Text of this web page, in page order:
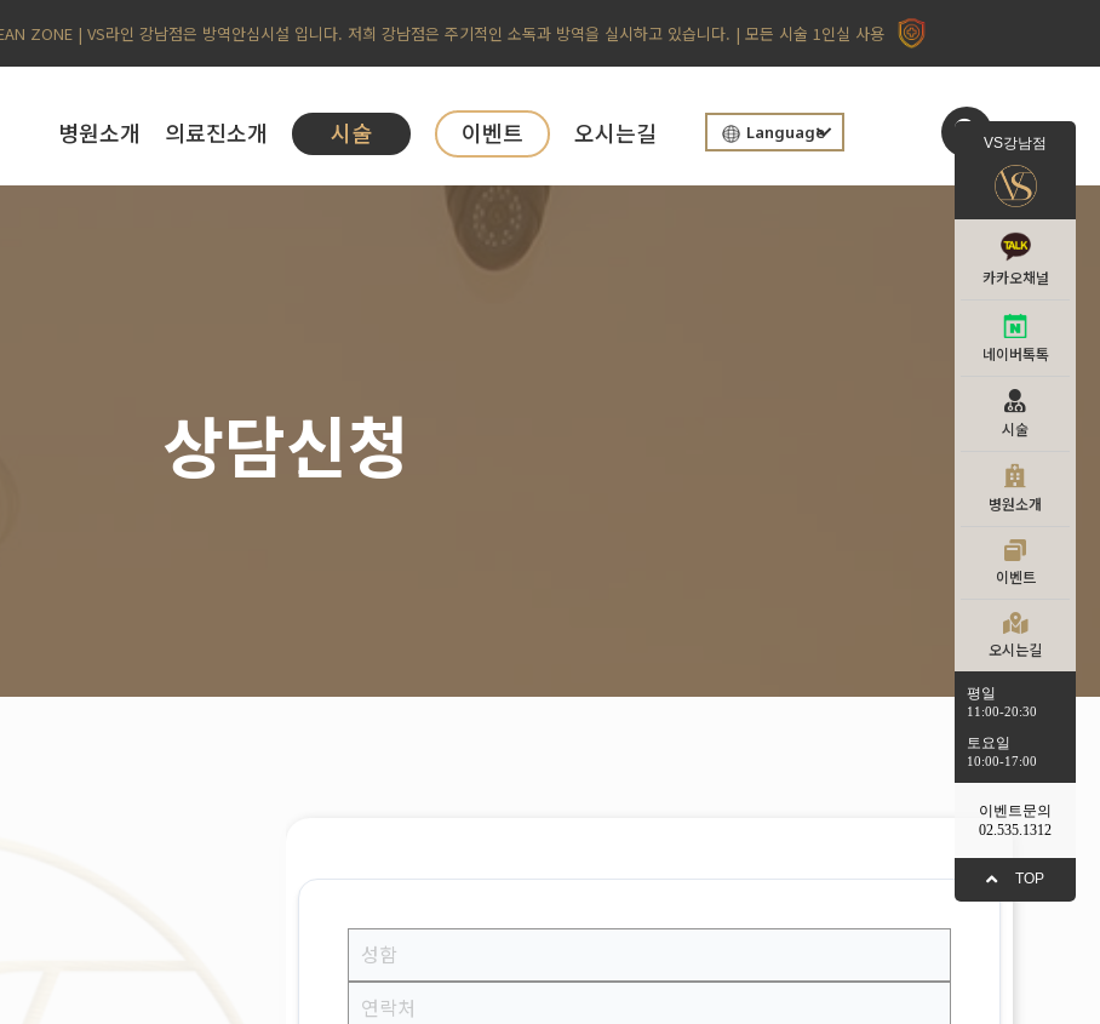
ZONE | VS라인 강남점은 방역안심시설 입니다. 저희 강남점은 주기적인 소독과 방역을 실시하고 있습니다. | 모든 시술 1인실 사용
병원소개 의료진소개 시술 이벤트 오시는길 Language
상담신청
VS강남점
카카오채널
네이버톡톡
시술
병원소개
이벤트
오시는길
평일
11:00-20:30
토요일
10:00-17:00
이벤트문의
02.535.1312
TOP